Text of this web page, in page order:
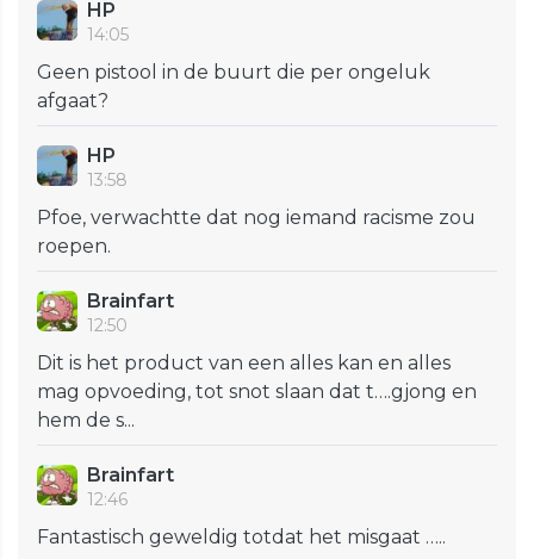
HP
14:05
Geen pistool in de buurt die per ongeluk
afgaat?
HP
13:58
Pfoe, verwachtte dat nog iemand racisme zou
roepen.
Brainfart
12:50
Dit is het product van een alles kan en alles
mag opvoeding, tot snot slaan dat t….gjong en
hem de s...
Brainfart
12:46
Fantastisch geweldig totdat het misgaat …..